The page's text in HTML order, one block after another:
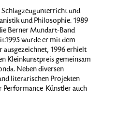
und
und Philosophie. 1989
Berner Mundart-Band
wurde er mit dem
ausgezeichnet, 1996 erhielt
Kleinkunstpreis gemeinsam
Neben diversen
literarischen Projekten
Performance-Künstler auch